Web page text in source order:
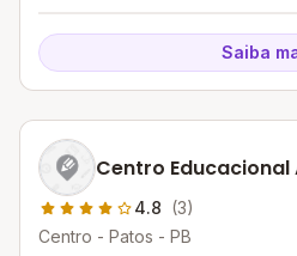
Saiba
Centro Educacional
4.8 (3)
Centro - Patos - PB